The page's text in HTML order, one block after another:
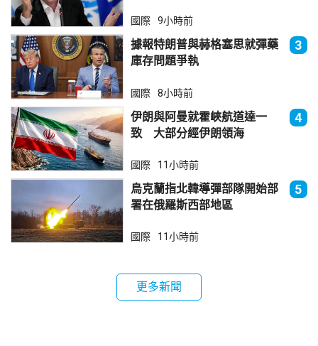
國際 9小時前
據報特朗普與赫格塞思就彈藥
庫存問題爭執
3
國際 8小時前
伊朗與阿曼就霍峽航道達一
致 大部分經伊朗領海
4
國際 11小時前
烏克蘭指北韓導彈部隊開始部
署在俄羅斯西部地區
5
國際 11小時前
更多新聞